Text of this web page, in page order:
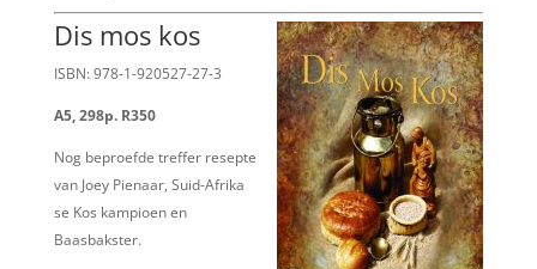
Dis mos kos
ISBN: 978-1-920527-27-3
A5, 298p. R350
Nog beproefde treffer resepte
van Joey Pienaar, Suid-Afrika
se Kos kampioen en
Baasbakster.